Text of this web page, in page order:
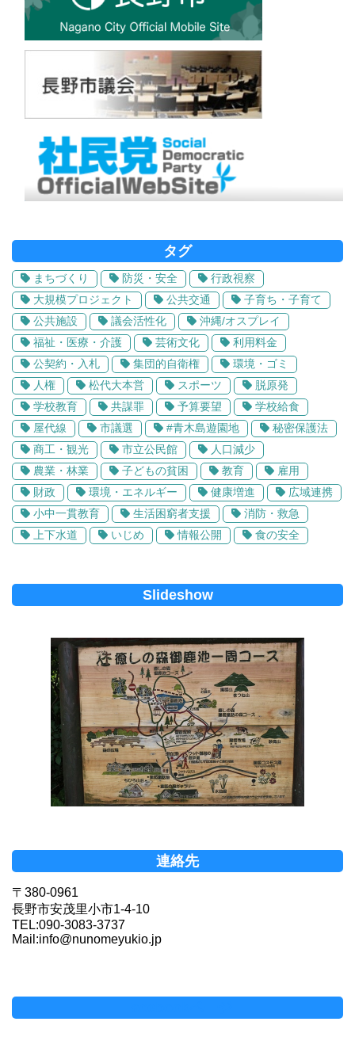
タグ
まちづくり 防災・安全
行政視察
大規模プロジェクト
公共交通
子育ち・子育て
公共施設
議会活性化
沖縄/オスプレイ
福祉・医療・介護
芸術文化
利用料金
公契約・入札
集団的自衛権
環境・ゴミ
人権
松代大本営 スポーツ
脱原発
学校教育
共謀罪 予算要望
学校給食
屋代線
市議選 #青木島遊園地
秘密保護法
商工・観光
市立公民館
人口減少
農業・林業
子どもの貧困 教育
雇用
財政
環境・エネルギー 健康増進
広域連携
小中一貫教育
生活困窮者支援
消防・救急
上下水道
いじめ 情報公開 食の安全
Slideshow
連絡先
〒380-0961
長野市安茂里小市1-4-10
TEL:090-3083-3737
Mail:info@nunomeyukio.jp